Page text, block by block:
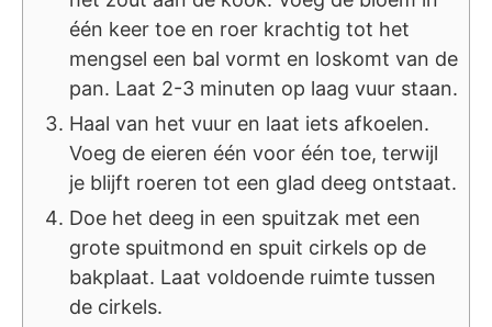
één keer toe en roer krachtig tot het
mengsel een bal vormt en loskomt van de
pan. Laat 2-3 minuten op laag vuur staan.
Haal van het vuur en laat iets afkoelen.
Voeg de eieren één voor één toe, terwijl
je blijft roeren tot een glad deeg ontstaat.
Doe het deeg in een spuitzak met een
grote spuitmond en spuit cirkels op de
bakplaat. Laat voldoende ruimte tussen
de cirkels.